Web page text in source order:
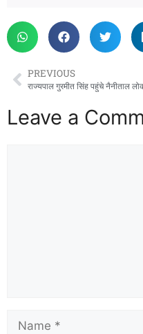
PREVIOUS
Leave a